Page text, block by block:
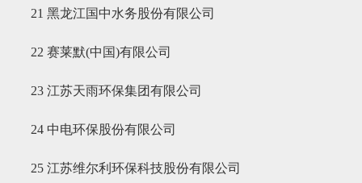
21 黑龙江国中水务股份有限公司
22 赛莱默(中国)有限公司
23 江苏天雨环保集团有限公司
24 中电环保股份有限公司
25 江苏维尔利环保科技股份有限公司